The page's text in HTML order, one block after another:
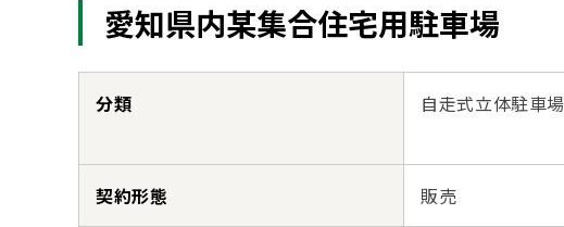
愛知県内某集合住宅用駐車場
分類 自走式立体駐車場
契約形態 販売